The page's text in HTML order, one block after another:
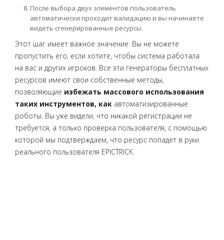
После выбора двух элементов пользователь
автоматически проходит валидацию и вы начинаете
видеть сгенерированные ресурсы.
Этот шаг имеет важное значение. Вы не можете
пропустить его, если хотите, чтобы система работала
на вас и других игроков. Все эти генераторы бесплатных
ресурсов имеют свои собственные методы,
позволяющие избежать массового использования
таких инструментов, как автоматизированные
роботы. Вы уже видели, что никакой регистрации не
требуется, а только проверка пользователя, с помощью
которой мы подтверждаем, что ресурс попадет в руки
реального пользователя EPICTRICK.